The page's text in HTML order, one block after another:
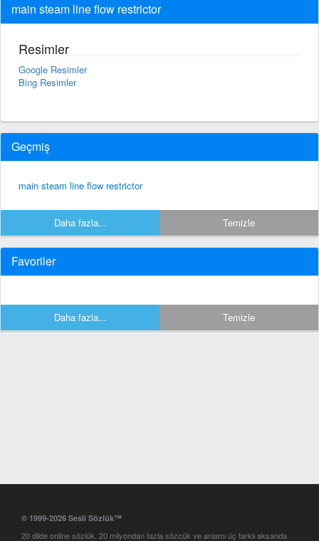
main steam line flow restrictor
Resimler
Google Resimler
Bing Resimler
Geçmiş
main steam line flow restrictor
Daha fazla... Temizle
Favoriler
Daha fazla... Temizle
© 1999-2026 Sesli Sözlük™
20 dilde online sözlük. 20 milyondan fazla sözcük ve anlamı üç farklı aksanda